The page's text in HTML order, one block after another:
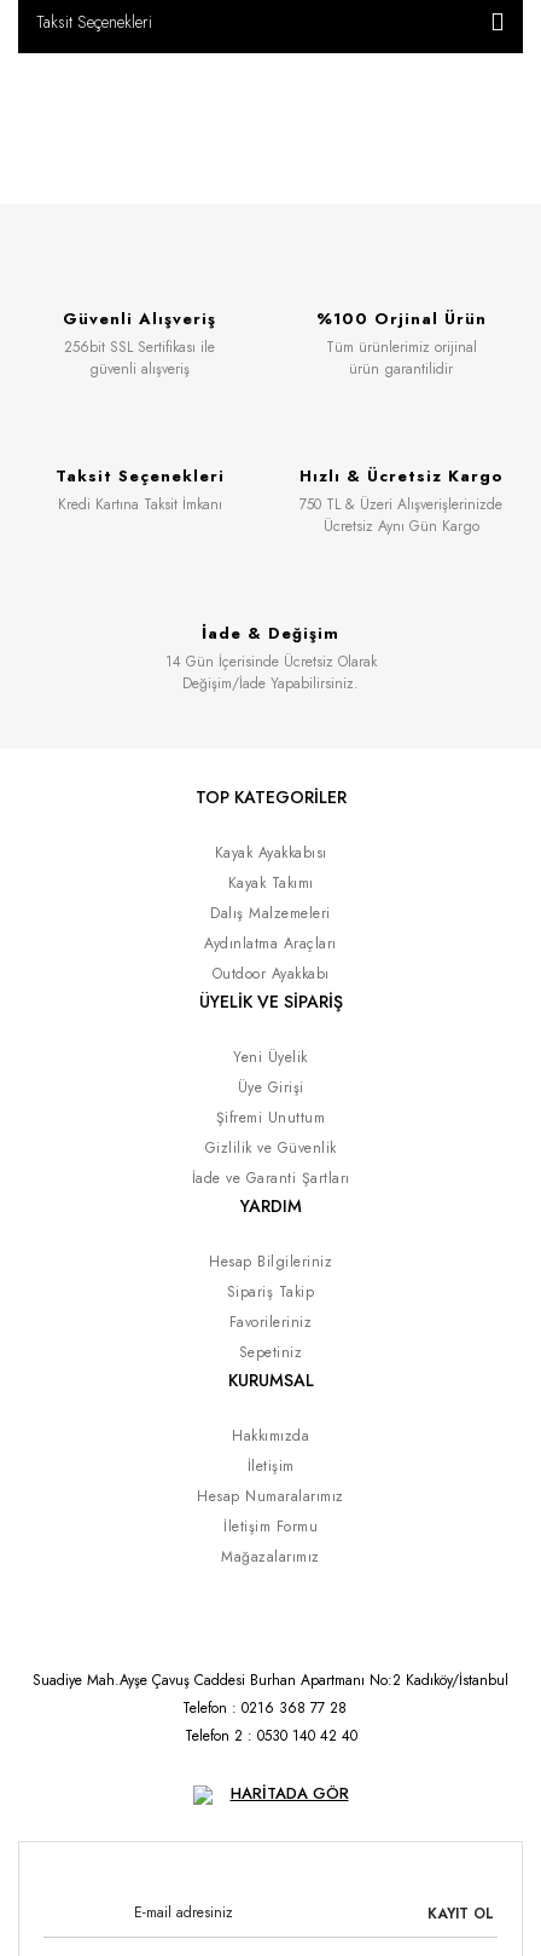
Taksit Seçenekleri
Güvenli Alışveriş
256bit SSL Sertifikası ile
güvenli alışveriş
%100 Orjinal Ürün
Tüm ürünlerimiz orijinal
ürün garantilidir
Taksit Seçenekleri
Kredi Kartına Taksit İmkanı
Hızlı & Ücretsiz Kargo
750 TL & Üzeri Alışverişlerinizde
Ücretsiz Aynı Gün Kargo
İade & Değişim
14 Gün İçerisinde Ücretsiz Olarak
Değişim/İade Yapabilirsiniz.
TOP KATEGORİLER
Kayak Ayakkabısı
Kayak Takımı
Dalış Malzemeleri
Aydınlatma Araçları
Outdoor Ayakkabı
ÜYELİK VE SİPARİŞ
Yeni Üyelik
Üye Girişi
Şifremi Unuttum
Gizlilik ve Güvenlik
İade ve Garanti Şartları
YARDIM
Hesap Bilgileriniz
Sipariş Takip
Favorileriniz
Sepetiniz
KURUMSAL
Hakkımızda
İletişim
Hesap Numaralarımız
İletişim Formu
Mağazalarımız
Suadiye Mah.Ayşe Çavuş Caddesi Burhan Apartmanı No:2 Kadıköy/İstanbul
Telefon : 0216 368 77 28
Telefon 2 : 0530 140 42 40
HARİTADA GÖR
KAYIT OL